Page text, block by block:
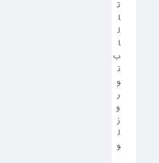
ت
ا
ل
ا
ب
ن
و
ر
و
ز
ل
و